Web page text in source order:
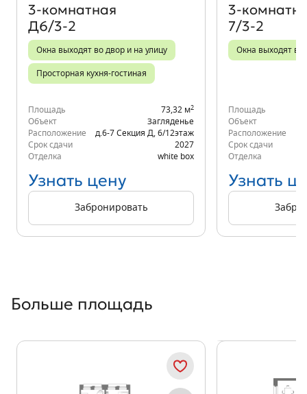
3‑комнатная
Д6/3-2
Окна выходят во двор и на улицу
Просторная кухня-гостиная
Площадь 73,32 м2
Объект
Загляденье
Расположение
д.6-7 Секция Д 6/12этаж
Срок сдачи
2027
Отделка
white box
Узнать цену
Забронировать
7/3-2
Окна выходят во
Площадь
Объект
Расположение
Срок сдачи
Отделка
Узнать
Больше площадь